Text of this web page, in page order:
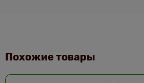
Похожие товары